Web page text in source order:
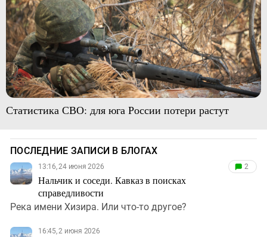
Статистика СВО: для юга России потери растут
ПОСЛЕДНИЕ ЗАПИСИ В БЛОГАХ
13:16, 24 июня 2026
Нальчик и соседи. Кавказ в поисках
справедливости
2
Река имени Хизира. Или что-то другое?
16:45, 2 июня 2026